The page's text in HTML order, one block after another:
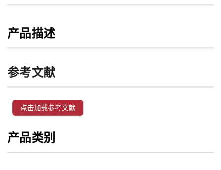
产品描述
参考文献
点击加载参考文献
产品类别